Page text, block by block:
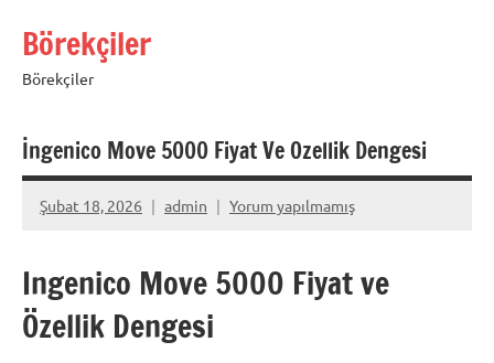
Börekçiler
Börekçiler
İngenico Move 5000 Fiyat Ve Ozellik Dengesi
Şubat 18, 2026 admin Yorum yapılmamış
Ingenico Move 5000 Fiyat ve
Özellik Dengesi